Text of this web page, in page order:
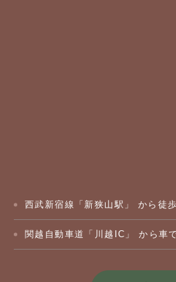
西武新宿線「新狭山駅」 から徒
関越自動車道「川越IC」 から車